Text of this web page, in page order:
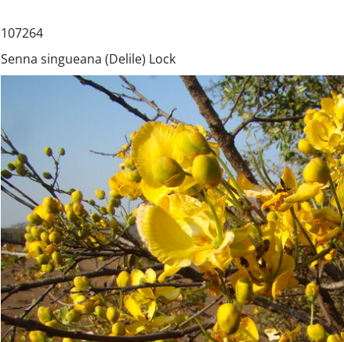
107264
Senna singueana (Delile) Lock